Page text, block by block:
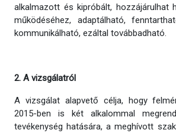
alkalmazott és kipróbált, hozzájárulhat
működéséhez, adaptálható,
kommunikálható, ezáltal továbbadható.
2. A vizsgálatról
A vizsgálat alapvető célja, hogy
2015-ben is két alkalommal
tevékenység hatására, a meghívott